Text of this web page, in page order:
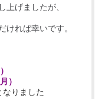
上げましたが、
ければ幸いです。
）
りました